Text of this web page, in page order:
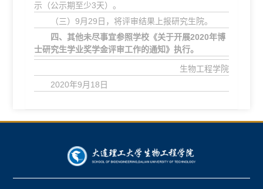
示（公示期至少3天）。
（三）9月29日，将评审结果上报研究生院。
四、其他未尽事宜参照学校《关于开展2020年博
士研究生学业奖学金评审工作的通知》执行。
生物工程学院
2020年9月18日